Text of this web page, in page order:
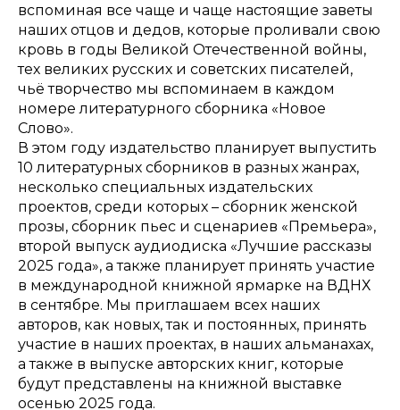
вспоминая все чаще и чаще настоящие заветы
наших отцов и дедов, которые проливали свою
кровь в годы Великой Отечественной войны,
тех великих русских и советских писателей,
чьё творчество мы вспоминаем в каждом
номере литературного сборника «Новое
Слово».
В этом году издательство планирует выпустить
10 литературных сборников в разных жанрах,
несколько специальных издательских
проектов, среди которых – сборник женской
прозы, сборник пьес и сценариев «Премьера»,
второй выпуск аудиодиска «Лучшие рассказы
2025 года», а также планирует принять участие
в международной книжной ярмарке на ВДНХ
в сентябре. Мы приглашаем всех наших
авторов, как новых, так и постоянных, принять
участие в наших проектах, в наших альманахах,
а также в выпуске авторских книг, которые
будут представлены на книжной выставке
осенью 2025 года.